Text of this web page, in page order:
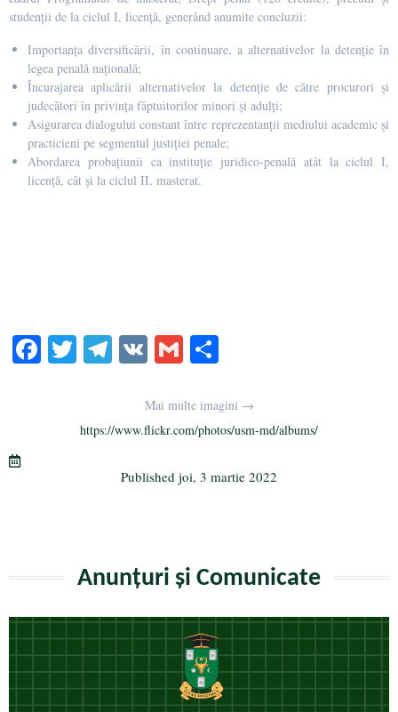
studenții de la ciclul I, licență, generând anumite concluzii:
Importanța diversificării, în continuare, a alternativelor la detenție în
legea penală națională;
Încurajarea aplicării alternativelor la detenție de către procurori și
judecători în privința făptuitorilor minori și adulți;
Asigurarea dialogului constant între reprezentanții mediului academic și
practicieni pe segmentul justiției penale;
Abordarea probațiunii ca instituție juridico-penală atât la ciclul I,
licență, cât și la ciclul II, masterat.
Fa T
r
Te
a
m
V G
ailaj
ea
ză
Mai multe imagini →
https://www.flickr.com/photos/usm-md/albums/
Published joi, 3 martie 2022
Anunțuri și Comunicate